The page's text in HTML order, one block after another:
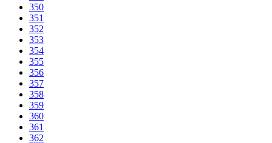
350
351
352
353
354
355
356
357
358
359
360
361
362